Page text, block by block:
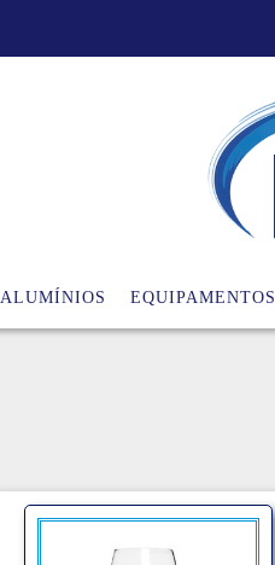
ALUMÍNIOS EQUIPAMENTOS